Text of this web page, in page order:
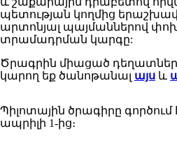
պետության կողմից
արտոնյալ պայմաններով
տրամադրման կարգը:
Ծրագրին միացած
կարող եք ծանոթանալ այս և
Պիլոտային ծրագիրը գործում
ապրիլի 1-ից։